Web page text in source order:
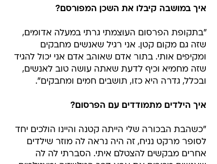
איך במושבה קיבלו את השכן המפורסם?
"בתקופת הפרסום העוצמתי גרתי במעלה אדומים,
שזה גם מקום קטן. אני רגיל שאנשים מחבקים
ומקיפים אותי. בתור אדם שאוהב אדם אני יכול להגיד
שזה מחמיא וכיף לדעת שאתה עושה טוב לאנשים,
ובכלל, גדרה היא כזו, תושבים חמים ומחבקים".
איך הילדים מתמודדים עם הפרסום?
"כשהבת הבכורה שלי הייתה קטנה והיינו הולכים יחד
לסופר מרקט נניח, זה היה נראה לה מוזר שילדים
אחרים מבקשים להצטלם איתי. הסברתי לה לה